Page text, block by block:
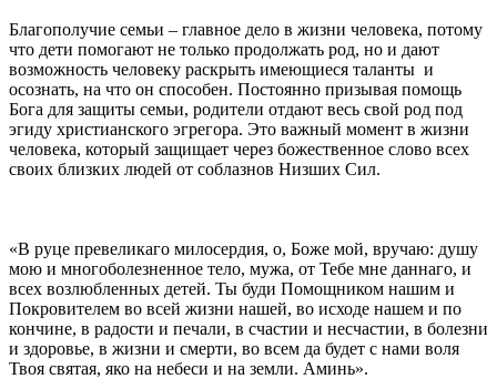
Благополучие семьи – главное дело в жизни человека, потому
что дети помогают не только продолжать род, но и дают
возможность человеку раскрыть имеющиеся таланты и
осознать, на что он способен. Постоянно призывая помощь
Бога для защиты семьи, родители отдают весь свой род под
эгиду христианского эгрегора. Это важный момент в жизни
человека, который защищает через божественное слово всех
своих близких людей от соблазнов Низших Сил.
«В руце превеликаго милосердия, о, Боже мой, вручаю: душу
мою и многоболезненное тело, мужа, от Тебе мне даннаго, и
всех возлюбленных детей. Ты буди Помощником нашим и
Покровителем во всей жизни нашей, во исходе нашем и по
кончине, в радости и печали, в счастии и несчастии, в болезни
и здоровье, в жизни и смерти, во всем да будет с нами воля
Твоя святая, яко на небеси и на земли. Аминь».